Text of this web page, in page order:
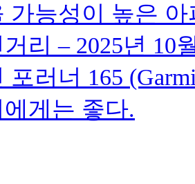
가능성이 높은
거리 – 2025년 10
포러너 165
에게는 좋다.